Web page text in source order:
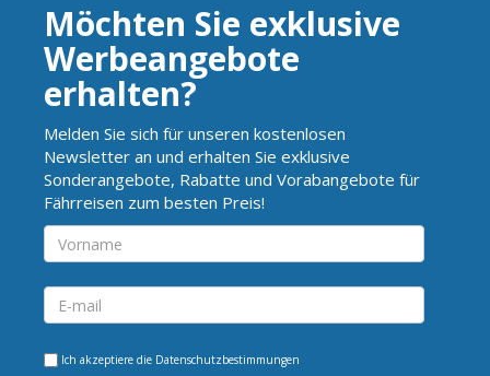
Möchten Sie exklusive
Werbeangebote
erhalten?
Melden Sie sich für unseren kostenlosen
Newsletter an und erhalten Sie exklusive
Sonderangebote, Rabatte und Vorabangebote für
Fährreisen zum besten Preis!
Ich akzeptiere die Datenschutzbestimmungen